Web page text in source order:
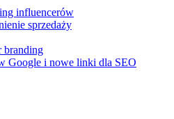
influencerów
sprzedaży
branding
Google i nowe linki dla SEO